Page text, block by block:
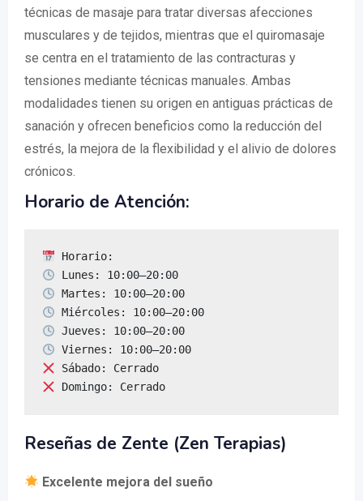
técnicas de masaje para tratar diversas afecciones
musculares y de tejidos, mientras que el quiromasaje
se centra en el tratamiento de las contracturas y
tensiones mediante técnicas manuales. Ambas
modalidades tienen su origen en antiguas prácticas de
sanación y ofrecen beneficios como la reducción del
estrés, la mejora de la flexibilidad y el alivio de dolores
crónicos.
Horario de Atención:
Domingo: Cerrado
Reseñas de Zente (Zen Terapias)
Excelente mejora del sueño